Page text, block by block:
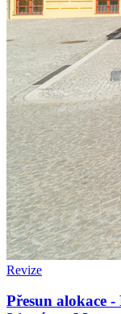
Revize
Přesun alokace